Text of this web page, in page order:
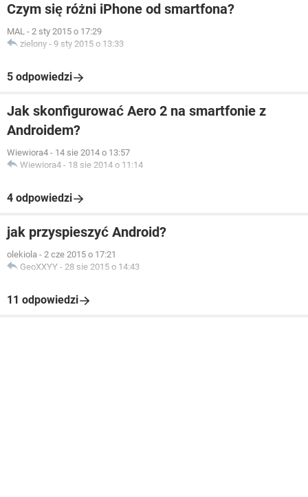
Czym się różni iPhone od smartfona?
MAL - 2 sty 2015 o 17:29
zielony - 9 sty 2015 o 13:33
5 odpowiedzi
Jak skonfigurować Aero 2 na smartfonie z
Androidem?
Wiewiora4 - 14 sie 2014 o 13:57
Wiewiora4 - 18 sie 2014 o 11:14
4 odpowiedzi
jak przyspieszyć Android?
olekiola - 2 cze 2015 o 17:21
GeoXXYY - 28 sie 2015 o 14:43
11 odpowiedzi